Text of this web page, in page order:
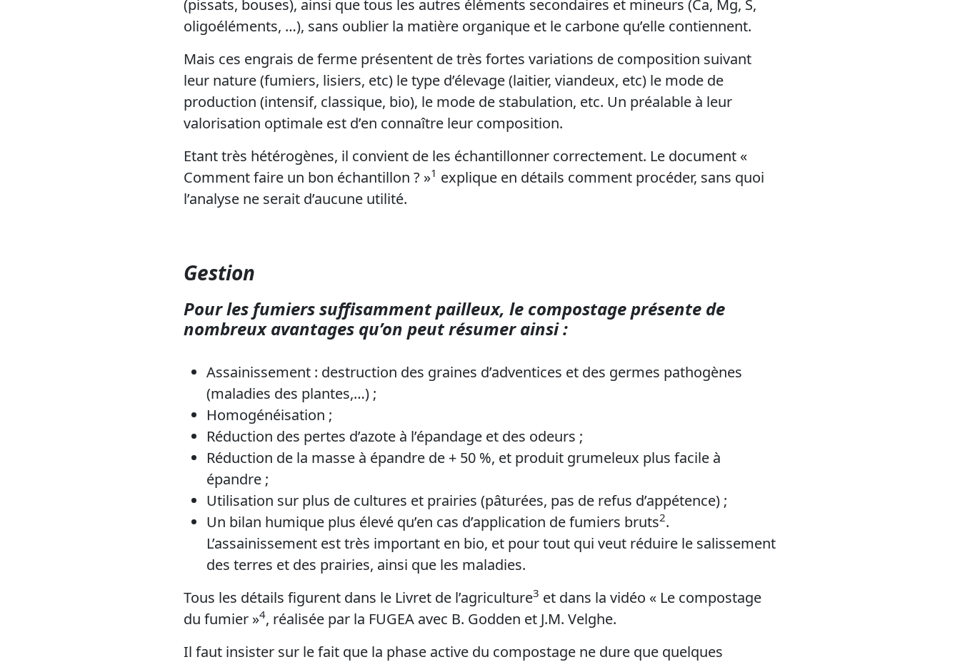
(pissats, bouses), ainsi que tous les autres éléments secondaires et mineurs (Ca, Mg, S,
oligoéléments, …), sans oublier la matière organique et le carbone qu’elle contiennent.
Mais ces engrais de ferme présentent de très fortes variations de composition suivant
leur nature (fumiers, lisiers, etc) le type d’élevage (laitier, viandeux, etc) le mode de
production (intensif, classique, bio), le mode de stabulation, etc. Un préalable à leur
valorisation optimale est d’en connaître leur composition.
Etant très hétérogènes, il convient de les échantillonner correctement. Le document «
Comment faire un bon échantillon ? »1 explique en détails comment procéder, sans quoi
l’analyse ne serait d’aucune utilité.
Gestion
Pour les fumiers suffisamment pailleux, le compostage présente de
nombreux avantages qu’on peut résumer ainsi :
Assainissement : destruction des graines d’adventices et des germes pathogènes
(maladies des plantes,…) ;
Homogénéisation ;
Réduction des pertes d’azote à l’épandage et des odeurs ;
Réduction de la masse à épandre de + 50 %, et produit grumeleux plus facile à
épandre ;
Utilisation sur plus de cultures et prairies (pâturées, pas de refus d’appétence) ;
Un bilan humique plus élevé qu’en cas d’application de fumiers bruts2.
L’assainissement est très important en bio, et pour tout qui veut réduire le salissement
des terres et des prairies, ainsi que les maladies.
Tous les détails figurent dans le Livret de l’agriculture3 et dans la vidéo « Le compostage
du fumier »4, réalisée par la FUGEA avec B. Godden et J.M. Velghe.
Il faut insister sur le fait que la phase active du compostage ne dure que quelques